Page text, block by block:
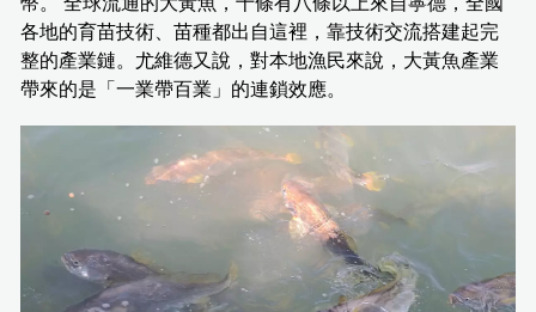
各地的育苗技術、苗種都出自這裡，靠技術交流搭建起完
整的產業鏈。尤維德又說，對本地漁民來說，大黃魚產業
帶來的是「一業帶百業」的連鎖效應。